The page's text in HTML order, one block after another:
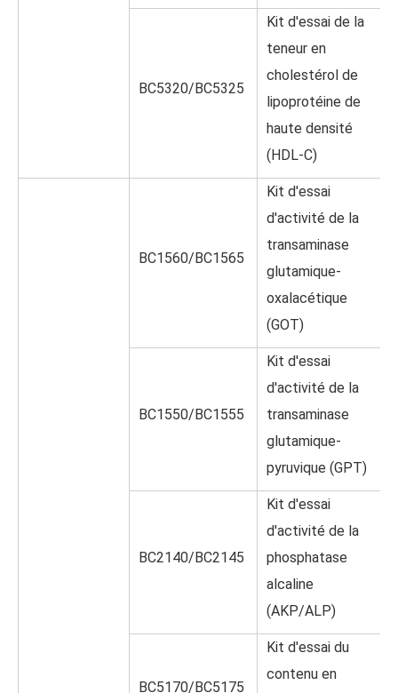
BC5320/BC5325
Kit d'essai de la
teneur en
cholestérol de
lipoprotéine de
haute densité
(HDL-C)
BC1560/BC1565
Kit d'essai
d'activité de la
transaminase
glutamique-
oxalacétique
(GOT)
BC1550/BC1555
Kit d'essai
d'activité de la
transaminase
glutamique-
pyruvique (GPT)
BC2140/BC2145
Kit d'essai
d'activité de la
phosphatase
alcaline
(AKP/ALP)
BC5170/BC5175
Kit d'essai du
contenu en